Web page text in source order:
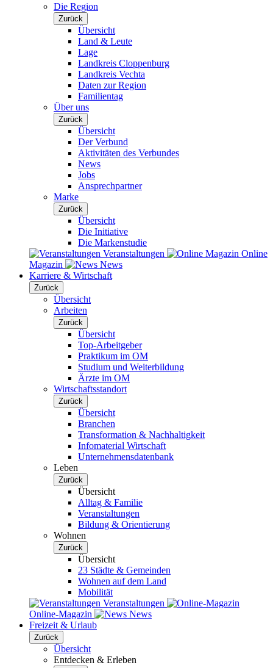
Die Region
Zurück
Übersicht
Land & Leute
Lage
Landkreis Cloppenburg
Landkreis Vechta
Daten zur Region
Familientag
Über uns
Zurück
Übersicht
Der Verbund
Aktivitäten des Verbundes
News
Jobs
Ansprechpartner
Marke
Zurück
Übersicht
Die Initiative
Die Markenstudie
Veranstaltungen
Online
Magazin
News
Karriere & Wirtschaft
Zurück
Übersicht
Arbeiten
Zurück
Übersicht
Top-Arbeitgeber
Praktikum im OM
Studium und Weiterbildung
Ärzte im OM
Wirtschaftsstandort
Zurück
Übersicht
Branchen
Transformation & Nachhaltigkeit
Infomaterial Wirtschaft
Unternehmensdatenbank
Leben
Zurück
Übersicht
Alltag & Familie
Veranstaltungen
Bildung & Orientierung
Wohnen
Zurück
Übersicht
23 Städte & Gemeinden
Wohnen auf dem Land
Mobilität
Veranstaltungen
Online-Magazin
News
Freizeit & Urlaub
Zurück
Übersicht
Entdecken & Erleben